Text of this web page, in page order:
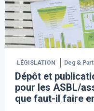
LÉGISLATION Deg &
Dépôt et
pour les ASBL/
que faut-il faire